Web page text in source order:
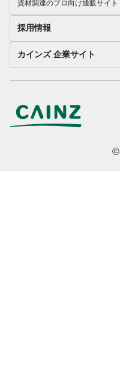
資材調達のプロ向け通販サイト
採用情報
カインズ 企業サイト
©